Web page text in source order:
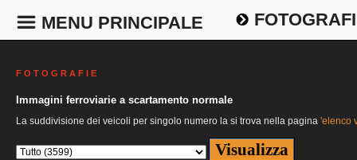
MENU PRINCIPALE
F O T O G R A F I E
Immagini ferroviarie a scartamento normale
La suddivisione dei veicoli per singolo numero la si trova nella pagina 'elenco